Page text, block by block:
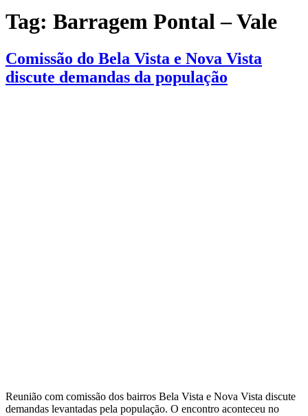
Tag: Barragem Pontal – Vale
Comissão do Bela Vista e Nova Vista
discute demandas da população
Reunião com comissão dos bairros Bela Vista e Nova Vista discute
demandas levantadas pela população. O encontro aconteceu no